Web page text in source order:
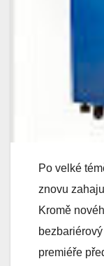
Po velké
znovu
Kromě
premiéře